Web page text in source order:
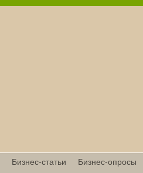
Бизнес-статьи
Бизнес-опросы